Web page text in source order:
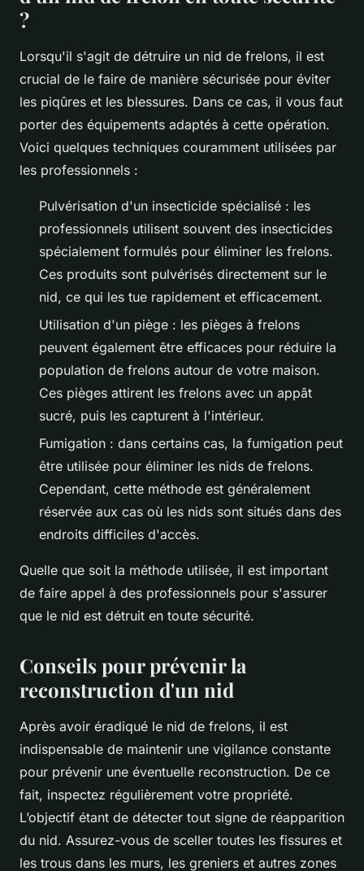
?
Lorsqu'il s'agit de détruire un nid de frelons, il est
crucial de le faire de manière sécurisée pour éviter
les piqûres et les blessures. Dans ce cas, il vous faut
porter des équipements adaptés à cette opération.
Voici quelques techniques couramment utilisées par
les professionnels :
Pulvérisation d'un insecticide spécialisé : les
professionnels utilisent souvent des insecticides
spécialement formulés pour éliminer les frelons.
Ces produits sont pulvérisés directement sur le
nid, ce qui les tue rapidement et efficacement.
Utilisation d'un piège : les pièges à frelons
peuvent également être efficaces pour réduire la
population de frelons autour de votre maison.
Ces pièges attirent les frelons avec un appât
sucré, puis les capturent à l'intérieur.
Fumigation : dans certains cas, la fumigation peut
être utilisée pour éliminer les nids de frelons.
Cependant, cette méthode est généralement
réservée aux cas où les nids sont situés dans des
endroits difficiles d'accès.
Quelle que soit la méthode utilisée, il est important
de faire appel à des professionnels pour s'assurer
que le nid est détruit en toute sécurité.
Conseils pour prévenir la
reconstruction d'un nid
Après avoir éradiqué le nid de frelons, il est
indispensable de maintenir une vigilance constante
pour prévenir une éventuelle reconstruction. De ce
fait, inspectez régulièrement votre propriété.
L’objectif étant de détecter tout signe de réapparition
du nid. Assurez-vous de sceller toutes les fissures et
les trous dans les murs, les greniers et autres zones